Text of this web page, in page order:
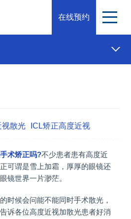
在线预约
视散光 ICL矫正高度近视
术矫正吗?不少患者患有高度近
可谓是雪上加霜，厚厚的眼镜还
镜世界一片渺茫。
候会问能不能同时手术散光，
诉各位高度近视加散光患者好消